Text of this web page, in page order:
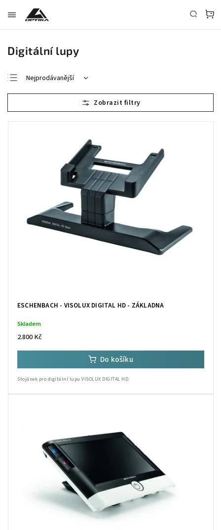
Digitální lupy
Nejprodávanější
Nejlevnější
Nejdražší
ESCHENBACH - VISOLUX DIGITAL HD - ZÁKLADNA
Skladem
2.800 Kč
Do košíku